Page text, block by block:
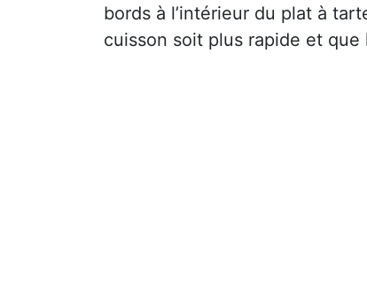
bords à l’intérieur du plat à
cuisson soit plus rapide et que